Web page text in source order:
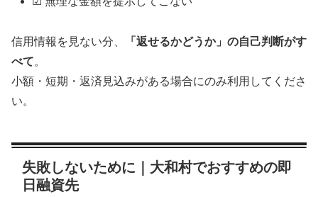
信用情報を見ない分、
「返せるかどうか」の自己判断がす
べて。
小額・短期・返済見込みがある場合にのみ利用してくださ
い。
失敗しないために｜大和村でおすすめの即
日融資先